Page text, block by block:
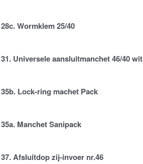
28c. Wormklem 25/40
31. Universele aansluitmanchet 46/40 wit
35b. Lock-ring machet Pack
35a. Manchet Sanipack
37. Afsluitdop zij-invoer nr.46